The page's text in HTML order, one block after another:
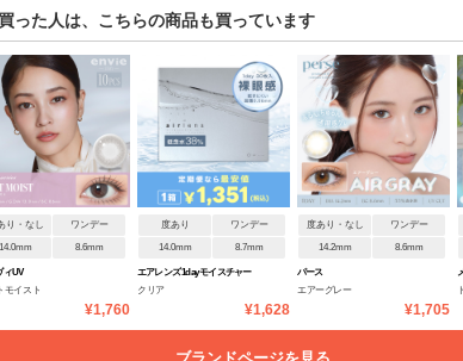
った人は、こちらの商品も買っています
り・なし ワンデー
14.0mm 8.6mm
ィUV
モイスト
¥1,760
度あり ワンデー
14.0mm 8.7mm
エアレンズ 1day モイスチャー
クリア
¥1,628
度あり・なし ワンデー
14.2mm 8.6mm
パース
エアーグレー
¥1,705